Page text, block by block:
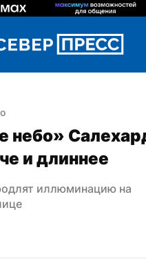
небо»
и длиннее
иллюминацию на